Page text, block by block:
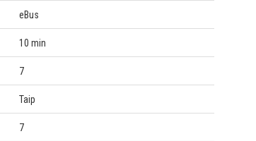
eBus
10 min
7
Taip
7